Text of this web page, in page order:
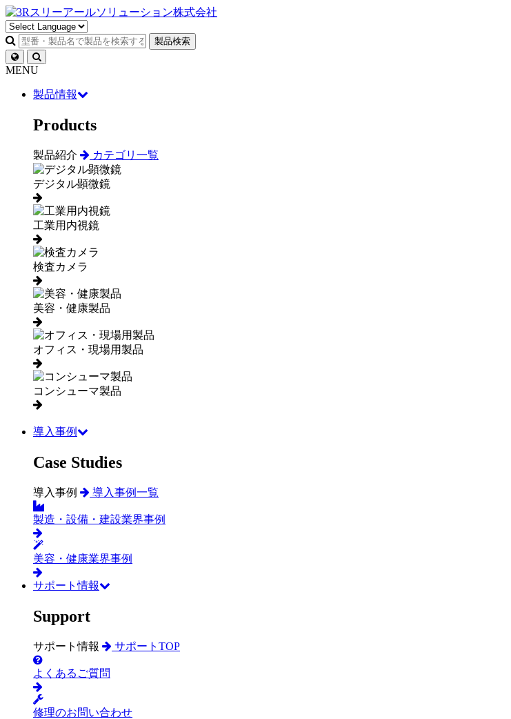
製品検索
MENU
製品情報
Products
製品紹介 カテゴリ一覧
デジタル顕微鏡
工業用内視鏡
検査カメラ
美容・健康製品
オフィス・現場用製品
コンシューマ製品
導入事例
Case Studies
導入事例 導入事例一覧
製造・設備・建設業界事例
美容・健康業界事例
サポート情報
Support
サポート情報 サポートTOP
よくあるご質問
修理のお問い合わせ